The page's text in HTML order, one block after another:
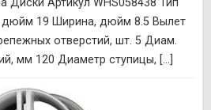
Диски Артикул WHS058438 Тип
дюйм 19 Ширина, дюйм 8.5 Вылет
отверстий, шт. 5 Диам.
мм 120 Диаметр ступицы, [...]